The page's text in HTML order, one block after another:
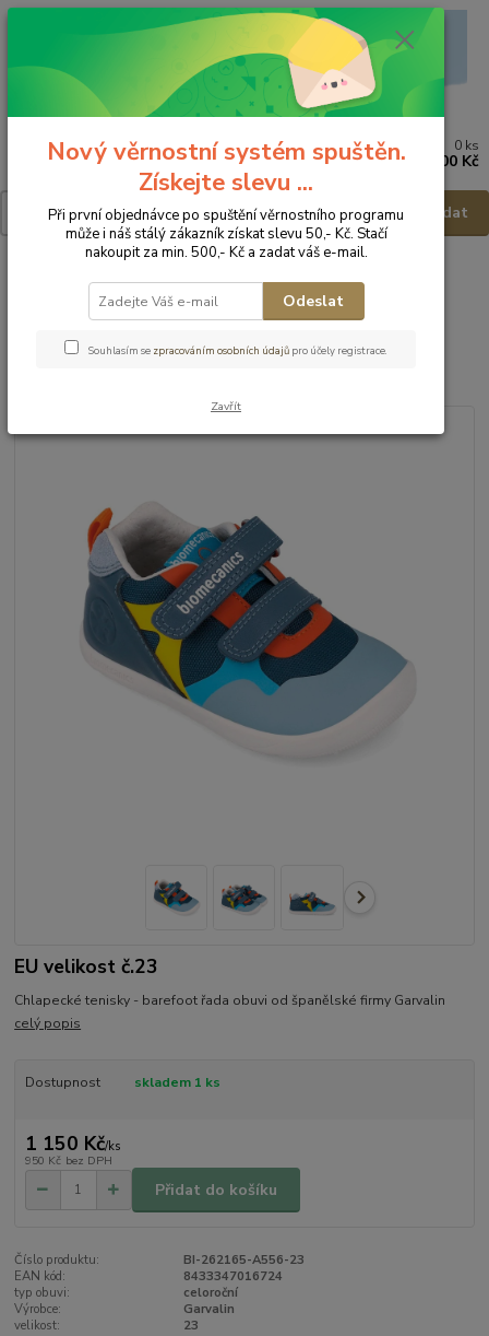
Menu
Hledat
0 ks
0,00 Kč
Biomecanics Dětská obuv 262165-A556 - vel.23
Biomecanics Dětská obuv
262165-A556 - vel.23
EU velikost č.23
Chlapecké tenisky - barefoot řada obuvi od španělské firmy Garvalin
celý popis
Dostupnost skladem 1 ks
1 150 Kč/ks
950 Kč bez DPH
Přidat do košíku
Číslo produktu:
BI-262165-A556-23
EAN kód:
8433347016724
typ obuvi:
celoroční
Výrobce:
Garvalin
velikost:
23
Nový věrnostní systém spuštěn.
Získejte slevu ...
Při první objednávce po spuštění věrnostního programu
může i náš stálý zákazník získat slevu 50,- Kč. Stačí
nakoupit za min. 500,- Kč a zadat váš e-mail.
Odeslat
Souhlasím se zpracováním osobních údajů pro účely registrace.
Zavřít